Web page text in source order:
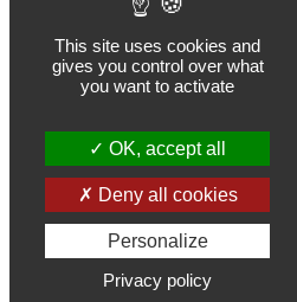
INSCRIVEZ-VOUS À NOTRE
[sibwp_form id=1]
© CENOV 2026
Politique de confidentialité et
cookies
This site uses cookies and
gives you control over what
you want to activate
OK, accept all
Deny all cookies
Personalize
Privacy policy